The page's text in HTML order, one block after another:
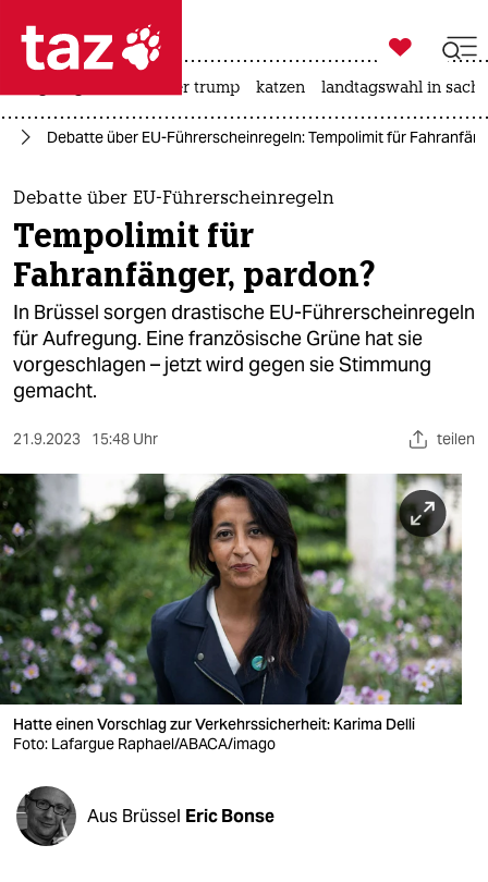
 taz zahl ich
taz zahl ich
themen
politik
öko
gesellschaft
kultur
sport
berlin
nord
wahrheit
verlag
verlag
veranstaltungen
fragen & hilfe
unterstützen

taz zahl ich
usa unter trump katzen landtagswahl in
Debatte über EU-Führerscheinregeln: Tempolimit für
Debatte über EU-Führerscheinregeln
Tempolimit für
Fahranfänger, pardon?
In Brüssel sorgen drastische EU-Führerscheinregeln
für Aufregung. Eine französische Grüne hat sie
vorgeschlagen – jetzt wird gegen sie Stimmung
gemacht.
21.9.2023 15:48 Uhr teilen
Hatte einen Vorschlag zur Verkehrssicherheit: Karima Delli
Foto: Lafargue Raphael/ABACA/imago
Aus Brüssel Eric Bonse